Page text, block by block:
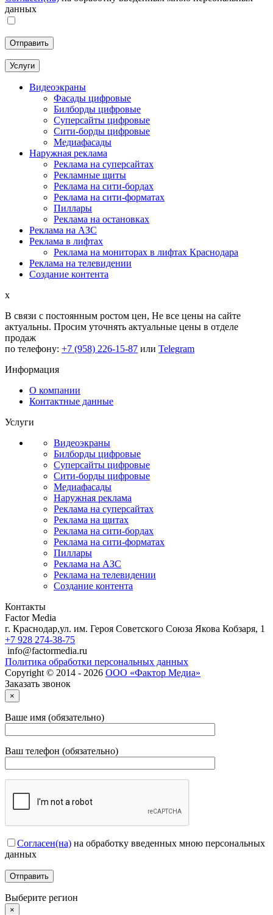
данных
Услуги
Видеоэкраны
Фасады цифровые
Билборды цифровые
Суперсайты цифровые
Сити-борды цифровые
Медиафасады
Наружная реклама
Реклама на суперсайтах
Рекламные щиты
Реклама на сити-бордах
Реклама на сити-форматах
Пиллары
Реклама на остановках
Реклама на АЗС
Реклама в лифтах
Реклама на мониторах в лифтах Краснодара
Реклама на телевидении
Создание контента
x
В связи с постоянным ростом цен, Не все цены на сайте
актуальны. Просим уточнять актуальные цены в отделе
продаж
по телефону: +7 (958) 226-15-87 или Telegram
Информация
О компании
Контактные данные
Услуги
Видеоэкраны
Билборды цифровые
Суперсайты цифровые
Сити-борды цифровые
Медиафасады
Наружная реклама
Реклама на суперсайтах
Реклама на щитах
Реклама на сити-бордах
Реклама на сити-форматах
Пиллары
Реклама на АЗС
Реклама на телевидении
Создание контента
Контакты
Factor Media
г. Краснодар,ул. им. Героя Советского Союза Якова Кобзаря, 1
+7 928 274-38-75
info@factormedia.ru
Политика обработки персональных данных
Copyright © 2014 - 2026 ООО «Фактор Медиа»
Заказать звонок
×
Ваше имя (обязательно)
Ваш телефон (обязательно)
Согласен(на) на обработку введенных мною персональных
данных
Выберите регион
×